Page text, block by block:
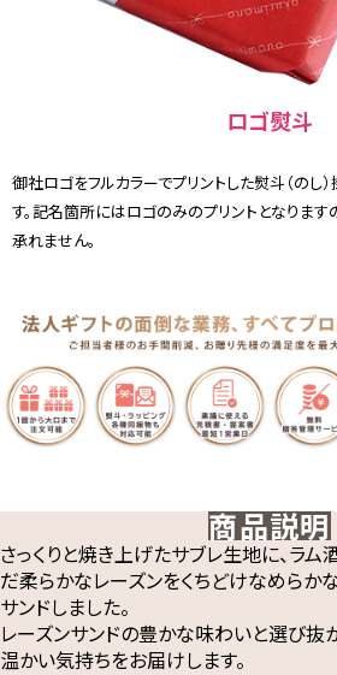
ロゴ熨斗
御社ロゴをフルカラーでプリントした熨斗（のし
す。記名箇所にはロゴのみのプリントとなります
承れません。
商品説明
さっくりと焼き上げたサブレ生地に、ラ
だ柔らかなレーズンをくちどけなめらか
サンドしました。
レーズンサンドの豊かな味わいと選び抜
温かい気持ちをお届けします。